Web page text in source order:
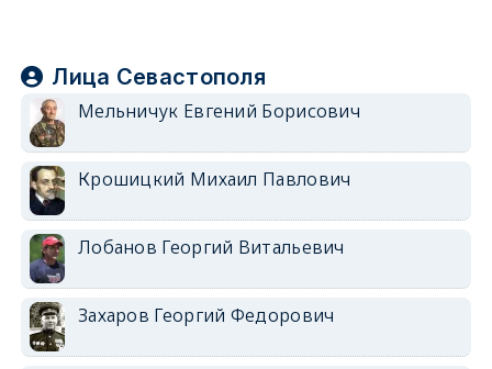
Лица Севастополя
Мельничук Евгений Борисович
Крошицкий Михаил Павлович
Лобанов Георгий Витальевич
Захаров Георгий Федорович